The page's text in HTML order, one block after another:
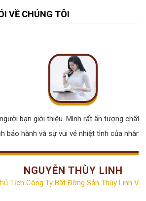
VỀ CHÚNG TÔI
bạn giới thiệu. Mình rất ấn tượng chất
bảo hành và sự vui vẻ nhiệt tình của nhân
NGUYỄN THÙY LINH
Tịch Công Ty Bất Động Sản Thùy Linh